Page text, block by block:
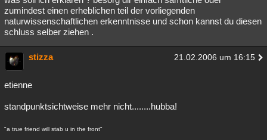
zumindest einen erheblichen teil der vorliegenden
naturwissenschaftlichen erkenntnisse und schon kannst du diesen
schluss selber ziehen .
stizza 21.02.2006 um 16:15
etienne
standpunktsichtweise mehr nicht........hubba!
"a true friend will stab u in the front"